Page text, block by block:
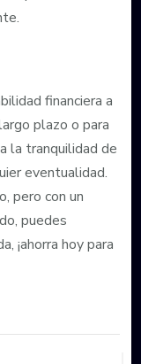
financiera a
plazo o para
la tranquilidad de
eventualidad.
pero con un
puedes
¡ahorra hoy para